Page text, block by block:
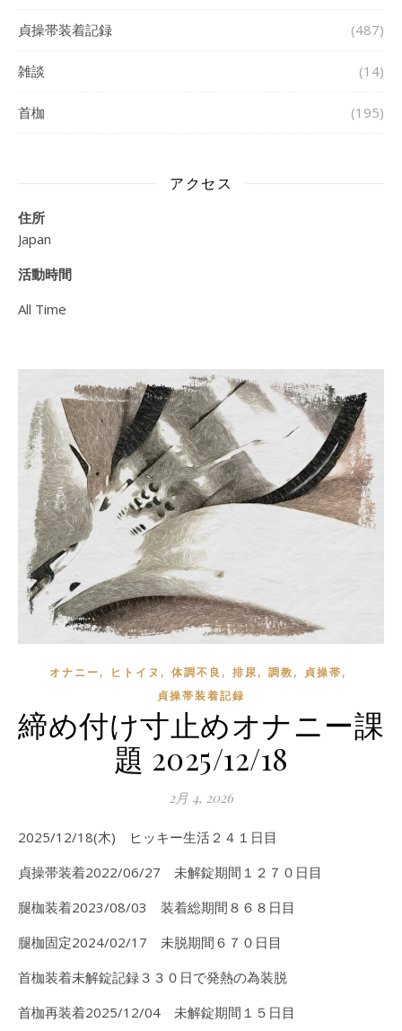
貞操帯装着記録 (487)
雑談 (14)
首枷 (195)
アクセス
住所
Japan
活動時間
All Time
オナニー, ヒトイヌ , 体調不良 , 排尿, 調教, 貞操帯,
貞操帯装着記録
締め付け寸止めオナニー課
題 2025/12/18
2月 4, 2026
2025/12/18(木) ヒッキー生活２４１日目
貞操帯装着2022/06/27 未解錠期間１２７０日目
腿枷装着2023/08/03 装着総期間８６８日目
腿枷固定2024/02/17 未脱期間６７０日目
首枷装着未解錠記録３３０日で発熱の為装脱
首枷再装着2025/12/04 未解錠期間１５日目